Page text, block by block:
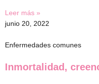
Leer más »
junio 20, 2022
Enfermedades comunes
Inmortalidad,